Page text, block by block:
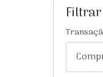
Filtrar